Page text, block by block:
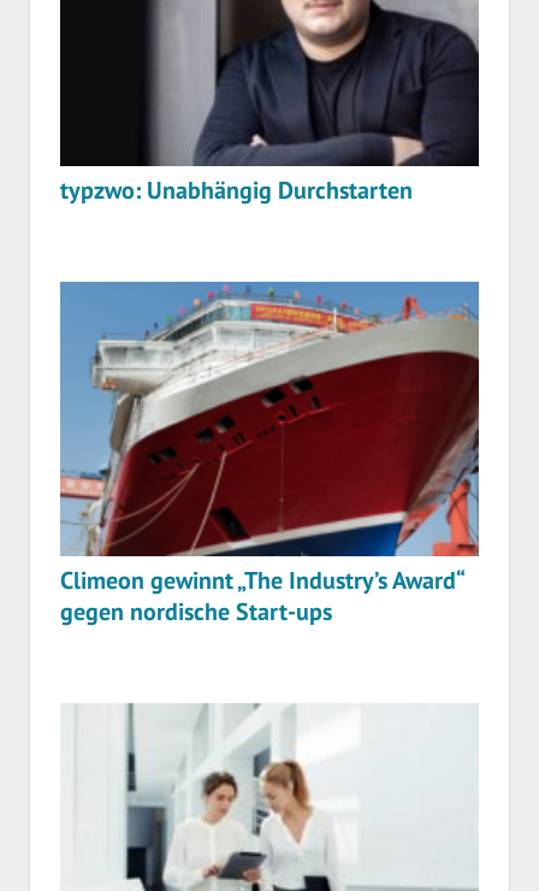
typzwo: Unabhängig Durchstarten
Climeon gewinnt „The Industry’s Award“
gegen nordische Start-ups